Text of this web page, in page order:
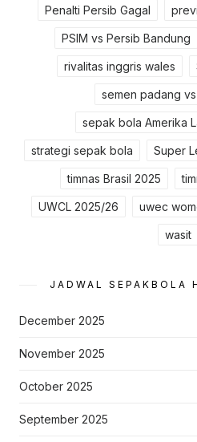
Penalti Persib Gagal
PSIM vs Persib Bandung
rivalitas inggris wales
semen padang
sepak bola Amerika
strategi sepak bola Super
timnas Brasil 2025
UWCL 2025/26 uwec
wasit
JADWAL SEPAKBOLA
December 2025
November 2025
October 2025
September 2025